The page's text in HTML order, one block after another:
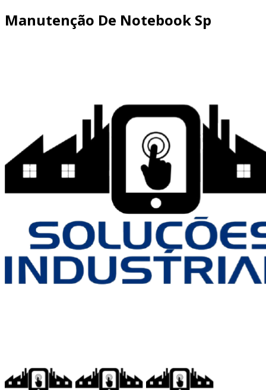
Manutenção De Notebook Sp